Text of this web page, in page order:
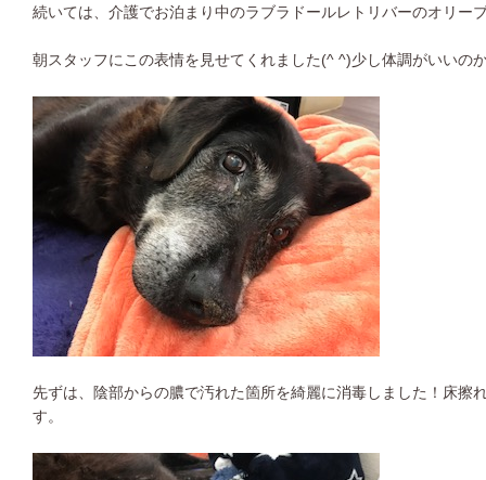
続いては、介護でお泊まり中のラブラドールレトリバーのオリー
朝スタッフにこの表情を見せてくれました(^ ^)少し体調がいいの
先ずは、陰部からの膿で汚れた箇所を綺麗に消毒しました！床擦
す。